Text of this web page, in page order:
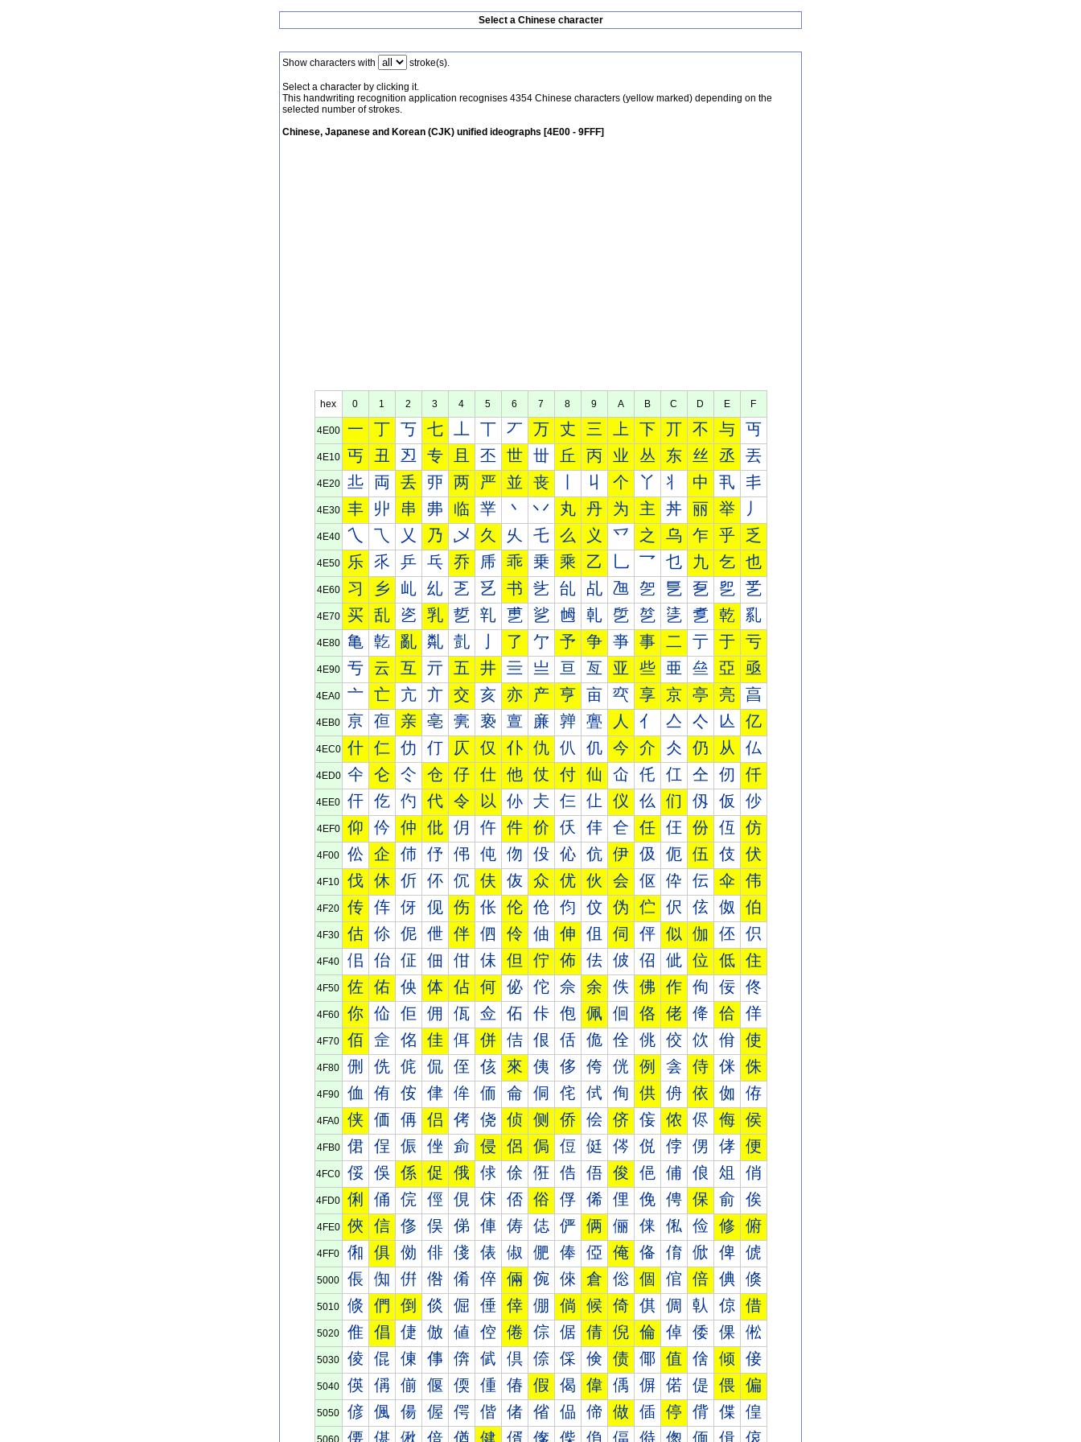
Select a Chinese character
Show characters with stroke(s).
Select a character by clicking it.
This handwriting recognition application recognises 4354 Chinese characters (yellow marked) depending on the
selected number of strokes.
Chinese, Japanese and Korean (CJK) unified ideographs [4E00 - 9FFF]
hex 0 1 2 3 4 5 6 7 8 9 A B C D E F
4E00 一 丁 丂 七 丅 丆 万 丈 三 上 下 丌 不 与 丏
4E10 丐 丑 丒 专 且 丕 世 丗 丘 丙 业 丛 东 丝 丞 丟
4E20 丠 両 丢 丣 两 严 並 丧 丩 个 丫 丬 中 丮 丯
4E30 丰 丱 串 丳 临 丵 丶 丷 丸 丹 为 主 丼 丽 举 丿
4E40 乀 乁 乂 乃 乄 久 乆 乇 么 义 乊 之 乌 乍 乎 乏
4E50 乐 乑 乒 乓 乔 乕 乖 乗 乘 乙 乚 乛 乜 九 乞 也
4E60 习 乡 乢 乣 乤 乥 书 乧 乨 乩 乪 乫 乬 乭 乮 乯
4E70 买 乱 乲 乳 乴 乵 乶 乷 乸 乹 乺 乻 乼 乽 乾 乿
4E80 亀 亁 亂 亃 亄 了 亇 予 争 亊 事 二 亍 于 亏
4E90 亐 云 互 亓 五 井 亖 亗 亘 亙 亚 些 亜 亝 亞 亟
4EA0 亠 亡 亢 亣 交 亥 亦 产 亨 亩 亪 享 京 亭 亮 亯
4EB0 亰 亱 亲 亳 亴 亵 亶 亷 亸 亹 人 亻 亼 亽 亾 亿
4EC0 什 仁 仂 仃 仄 仅 仆 仇 仈 仉 今 介 仌 仍 从 仏
4ED0 仐 仑 仒 仓 仔 仕 他 仗 付 仙 仚 仛 仜 仝 仞 仟
4EE0 仠 仡 仢 代 令 以 仦 仧 仨 仩 仪 仫 们 仭 仮 仯
4EF0 仰 仱 仲 仳 仴 仵 件 价 仸 仹 仺 任 仼 份 仾 仿
4F00 伀 企 伂 伃 伄 伅 伆 伇 伈 伉 伊 伋 伌 伍 伎 伏
4F10 伐 休 伒 伓 伔 伕 伖 众 优 伙 会 伛 伜 伝 伞 伟
4F20 传 伡 伢 伣 伤 伥 伦 伧 伨 伩 伪 伫 伬 伭 伮 伯
4F30 估 伱 伲 伳 伴 伵 伶 伷 伸 伹 伺 伻 似 伽 伾 伿
4F40 佀 佁 佂 佃 佄 佅 但 佇 佈 佉 佊 佋 佌 位 低 住
4F50 佐 佑 佒 体 佔 何 佖 佗 佘 余 佚 佛 作 佝 佞 佟
4F60 你 佡 佢 佣 佤 佥 佦 佧 佨 佩 佪 佫 佬 佭 佮 佯
4F70 佰 佱 佲 佳 佴 併 佶 佷 佸 佹 佺 佻 佼 佽 佾 使
4F80 侀 侁 侂 侃 侄 侅 來 侇 侈 侉 侊 例 侌 侍 侎 侏
4F90 侐 侑 侒 侓 侔 侕 侖 侗 侘 侙 侚 供 侜 依 侞 侟
4FA0 侠 価 侢 侣 侤 侥 侦 侧 侨 侩 侪 侫 侬 侭 侮 侯
4FB0 侰 侱 侲 侳 侴 侵 侶 侷 侸 侹 侺 侻 侼 侽 侾 便
4FC0 俀 俁 係 促 俄 俅 俆 俇 俈 俉 俊 俋 俌 俍 俎 俏
4FD0 俐 俑 俒 俓 俔 俕 俖 俗 俘 俙 俚 俛 俜 保 俞 俟
4FE0 俠 信 俢 俣 俤 俥 俦 俧 俨 俩 俪 俫 俬 俭 修 俯
4FF0 俰 俱 俲 俳 俴 俵 俶 俷 俸 俹 俺 俻 俼 俽 俾 俿
5000 倀 倁 倂 倃 倄 倅 倆 倇 倈 倉 倊 個 倌 倍 倎 倏
5010 倐 們 倒 倓 倔 倕 倖 倗 倘 候 倚 倛 倜 倝 倞 借
5020 倠 倡 倢 倣 値 倥 倦 倧 倨 倩 倪 倫 倬 倭 倮 倯
5030 倰 倱 倲 倳 倴 倵 倶 倷 倸 倹 债 倻 值 倽 倾 倿
5040 偀 偁 偂 偃 偄 偅 偆 假 偈 偉 偊 偋 偌 偍 偎 偏
5050 偐 偑 偒 偓 偔 偕 偖 偗 偘 偙 做 偛 停 偝 偞 偟
5060 偠 偡 偢 偣 偤 健 偦 偧 偨 偩 偪 偫 偬 偭 偮 偯